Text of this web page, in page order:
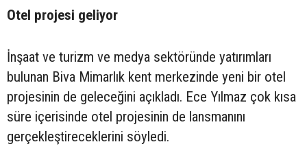
Otel projesi geliyor
İnşaat ve turizm ve medya sektöründe yatırımları
bulunan Biva Mimarlık kent merkezinde yeni bir otel
projesinin de geleceğini açıkladı. Ece Yılmaz çok kısa
süre içerisinde otel projesinin de lansmanını
gerçekleştireceklerini söyledi.